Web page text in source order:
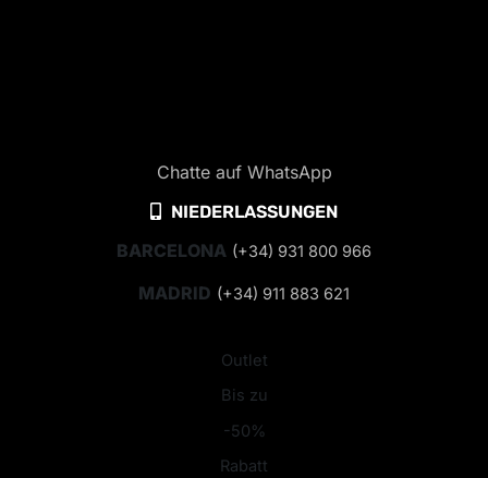
Chatte auf WhatsApp
NIEDERLASSUNGEN
BARCELONA (+34) 931 800 966
MADRID (+34) 911 883 621
Outlet
Bis zu
-50%
Rabatt